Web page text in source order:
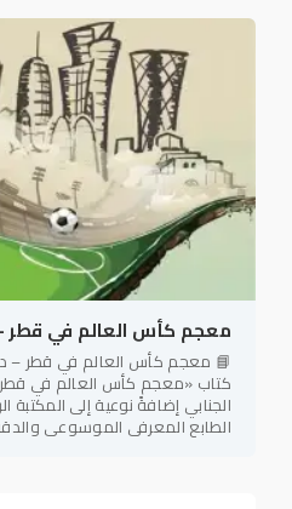
معجم كأس العالم في قطر
📘 معجم كأس العالم في قطر –
كتاب «معجم كأس العالم في
الجنابي إضافةً نوعية إلى المكتبة
الطابع المعرفي الموسوعي